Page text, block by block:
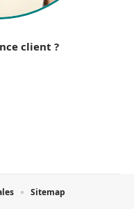
client ?
Sitemap